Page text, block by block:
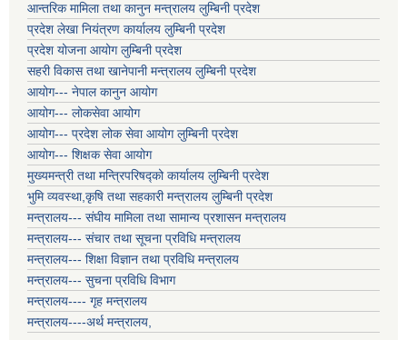
आन्तरिक मामिला तथा कानुन मन्त्रालय लुम्बिनी प्रदेश
प्रदेश लेखा नियंत्रण कार्यालय लुम्बिनी प्रदेश
प्रदेश योजना आयोग लुम्बिनी प्रदेश
सहरी विकास तथा खानेपानी मन्त्रालय लुम्बिनी प्रदेश
आयोग--- नेपाल कानुन आयोग
आयोग--- लोकसेवा आयोग
आयोग--- प्रदेश लोक सेवा आयोग लुम्बिनी प्रदेश
आयोग--- शिक्षक सेवा आयोग
मुख्यमन्त्री तथा मन्त्रिपरिषद्को कार्यालय लुम्बिनी प्रदेश
भुमि व्यवस्था,कृषि तथा सहकारी मन्त्रालय लुम्बिनी प्रदेश
मन्त्रालय--- संघीय मामिला तथा सामान्य प्रशासन मन्त्रालय
मन्त्रालय--- संचार तथा सूचना प्रविधि मन्त्रालय
मन्त्रालय--- शिक्षा विज्ञान तथा प्रविधि मन्त्रालय
मन्त्रालय--- सुचना प्रविधि विभाग
मन्त्रालय---- गृह मन्त्रालय
मन्त्रालय----अर्थ मन्त्रालय,